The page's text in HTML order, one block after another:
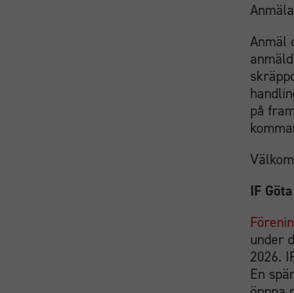
Anmäl
på
IF
under
2026.
En